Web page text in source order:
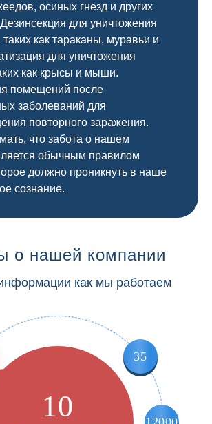
осиных гнезд и других
для уничтожения
как тараканы, муравьи и
для уничтожения
как крысы и мыши.
помещений после
заболеваний для
повторного заражения.
что забота о нашем
обычным правилом
должно проникнуть в наше
сознание.
о нашей компании
как мы работаем
35
10